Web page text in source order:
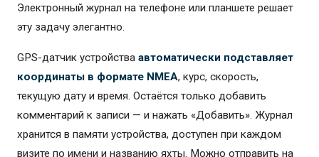
Электронный журнал на телефоне или планшете решает
эту задачу элегантно.
GPS-датчик устройства автоматически подставляет
координаты в формате NMEA, курс, скорость,
текущую дату и время. Остаётся только добавить
комментарий к записи — и нажать «Добавить». Журнал
хранится в памяти устройства, доступен при каждом
визите по имени и названию яхты. Можно отправить на